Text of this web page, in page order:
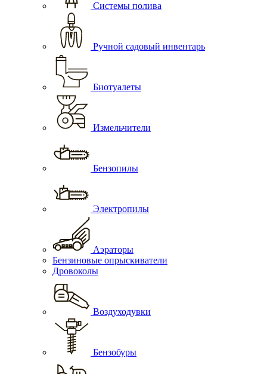
Системы полива
Ручной садовый инвентарь
Биотуалеты
Измельчители
Бензопилы
Электропилы
Аэраторы
Бензиновые опрыскиватели
Дровоколы
Воздуходувки
Бензобуры